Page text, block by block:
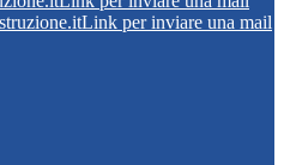
Link per inviare una mail